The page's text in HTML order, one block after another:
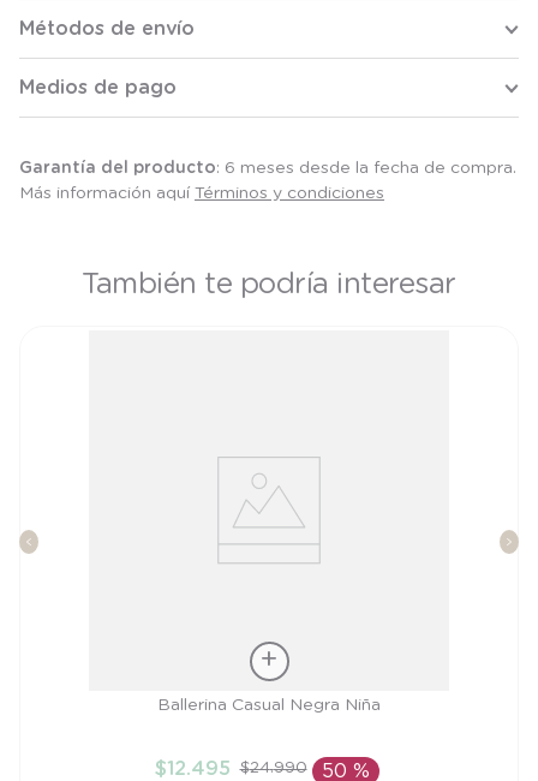
Métodos de envío
Medios de pago
Garantía del producto: 6 meses desde la fecha de compra.
Más información aquí Términos y condiciones
También te podría interesar
Ballerina Casual Negra Niña
$12.495 $24.990 50 %